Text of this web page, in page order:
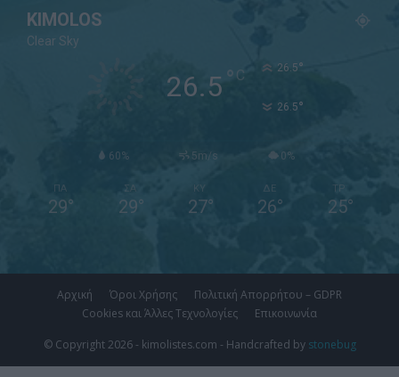
KIMOLOS
Clear Sky
26.5° C 26.5°
26.5°
60% 5m/s 0%
ΠΑ
29°
ΣΑ
29°
ΚΥ
27°
ΔΕ
26°
ΤΡ
25°
Αρχική Όροι Χρήσης
Πολιτική Απορρήτου – GDPR
Cookies και Άλλες Τεχνολογίες
Επικοινωνία
© Copyright 2026 - kimolistes.com - Handcrafted by stonebug